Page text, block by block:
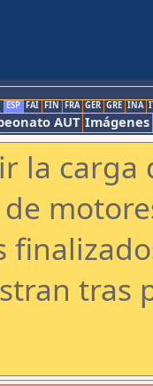
ESP FAI FIN FRA GER GRE INA
AUT Imágenes
la
tras